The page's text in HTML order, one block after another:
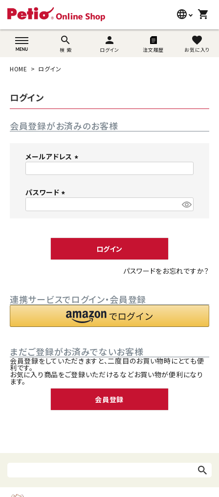
language
wovn-lang-name
shopping_cart
search
検 索
person
ログイン 注文履歴
favorite
お気に入り
search
うさぎ用品
ブランド別に探す
目的別に探す
SNS
ようこそ ゲスト 様
person 新規会員登録
HOME ログイン
ログイン
会員登録がお済みのお客様
メールアドレス
パスワード
)
ログイン
パスワードをお忘れですか？
連携サービスでログイン・会員登録
まだご登録がお済みでないお客様
会員登録をしていただきますと、二度目のお買い物時にとても便
利です。
お気に入り商品をご登録いただけるなどお買い物が便利になり
ます。
会員登録